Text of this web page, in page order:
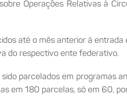
Operações Relativas à
até o mês anterior à
do respectivo ente federativo.
parcelados em
em 180 parcelas, só em 60,